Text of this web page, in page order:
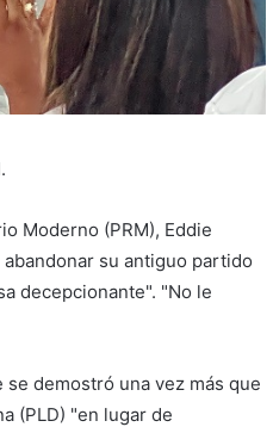
Moderno (PRM), Eddie
su antiguo partido
decepcionante". "No le
demostró una vez más que
(PLD) "en lugar de